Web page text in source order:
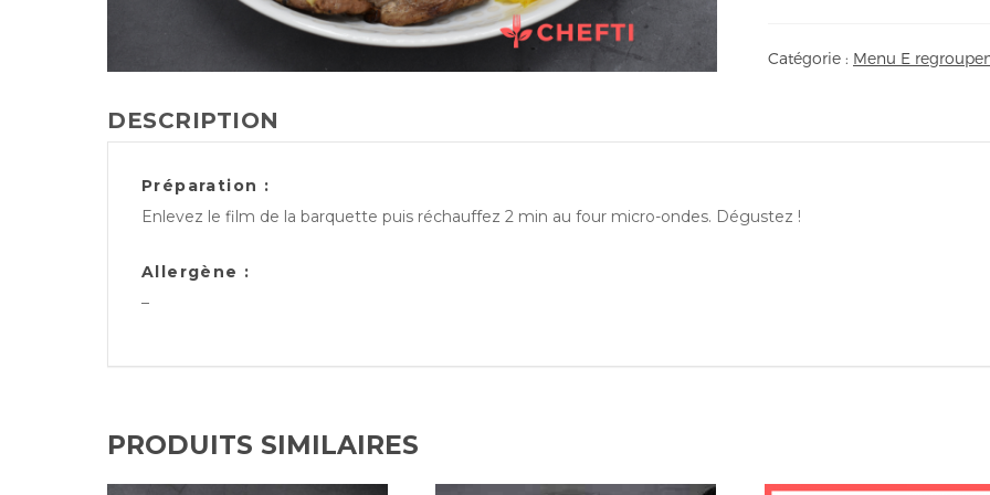
Catégorie : Menu E
DESCRIPTION
Préparation :
Enlevez le film de la barquette puis réchauffez 2 min au four micro-ondes. Dégustez !
Allergène :
–
PRODUITS SIMILAIRES